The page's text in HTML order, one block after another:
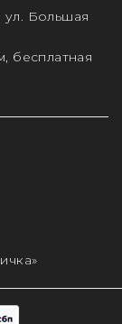
ул. Большая
бесплатная